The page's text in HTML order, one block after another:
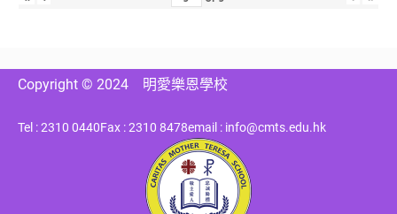
Copyright © 2024 明愛樂恩學校
Tel : 2310 0440Fax : 2310 8478email : info@cmts.edu.hk